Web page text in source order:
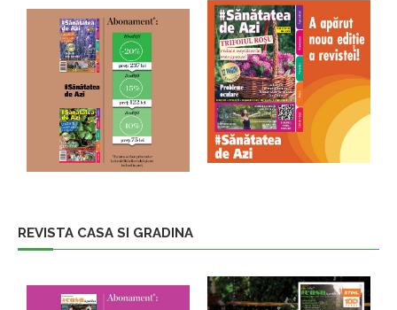
REVISTA CASA SI GRADINA